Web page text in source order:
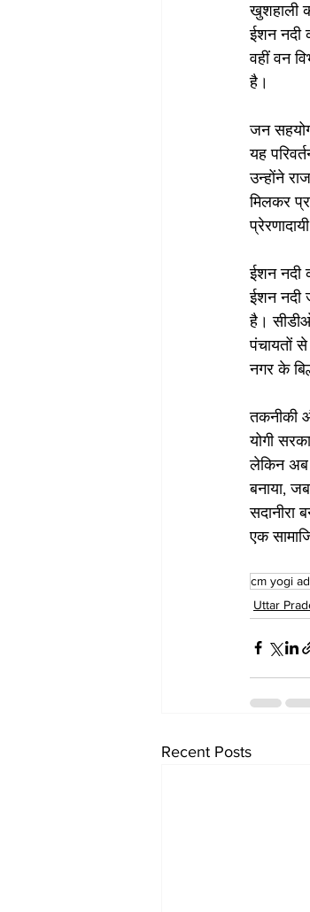
खुशहाली
ईशन नदी
वहीं वन
है।
जन
यह
उन्होंने
मिलकर
ईशन नदी
ईशन नदी
है।
पंचायतों
नगर के
तकनीकी
योगी
लेकिन अब
बनाया,
सदानीरा
एक
cm yogi
Uttar
Recent Posts